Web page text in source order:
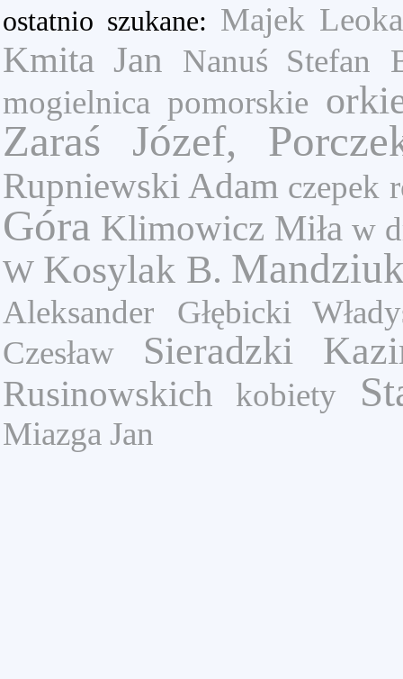
ostatnio szukane: Majek
Kmita Jan Nanuś Stefan
mogielnica pomorskie
Zaraś Józef,
Rupniewski Adam czepek
Góra Klimowicz Miła w
W Kosylak B.
Aleksander
Głębicki
Czesław
Sieradzki
Rusinowskich kobiety
Miazga Jan